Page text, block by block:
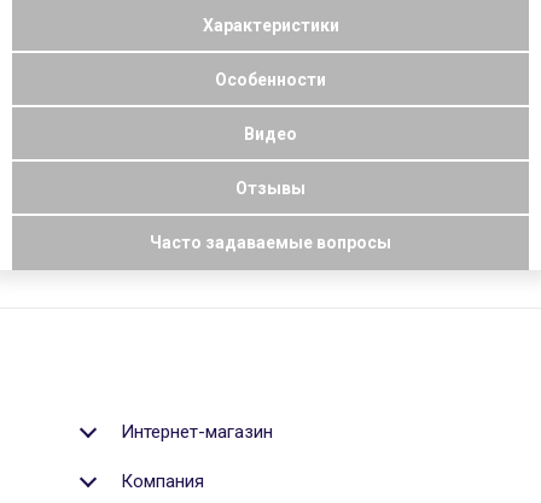
Характеристики
Особенности
Видео
Отзывы
Часто задаваемые вопросы
Интернет-магазин
Компания